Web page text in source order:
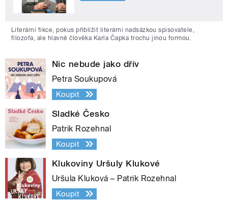
Literární fikce, pokus přiblížit literární nadsázkou spisovatele,
filozofa, ale hlavně člověka Karla Čapka trochu jinou formou.
Nic nebude jako dřív
Petra Soukupová
Koupit
Sladké Česko
Patrik Rozehnal
Koupit
Klukoviny Uršuly Klukové
Uršula Kluková – Patrik Rozehnal
Koupit